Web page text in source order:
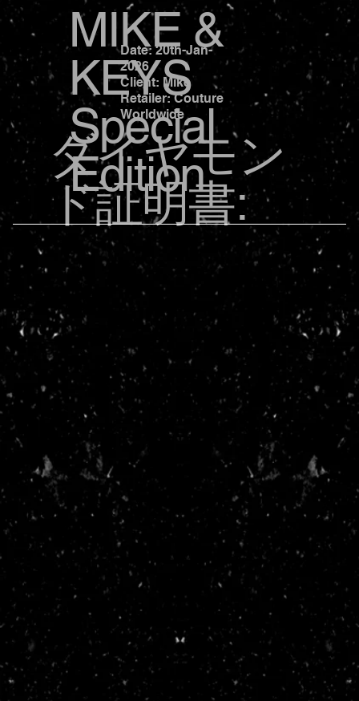
MIKE &
KEYS
Special
Edition
Date: 20th-Jan-
2026
Client: Mike
Retailer: Couture
Worldwide
ダイヤモン
ド証明書: